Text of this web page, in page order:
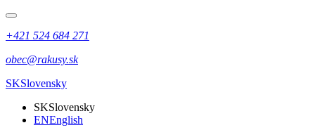
+421 524 684 271
obec@rakusy.sk
SKSlovensky
SKSlovensky
ENEnglish